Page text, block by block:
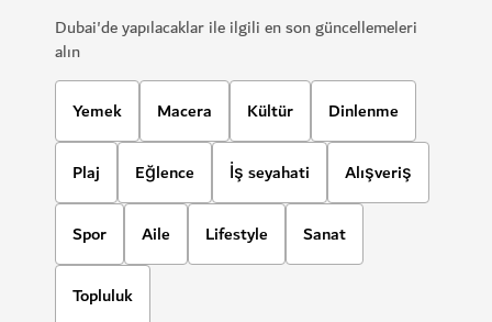
Dubai'de yapılacaklar ile ilgili en son güncellemeleri
alın
Yemek Macera Kültür Dinlenme
Plaj Eğlence İş seyahati Alışveriş
Spor Aile Lifestyle Sanat
Topluluk